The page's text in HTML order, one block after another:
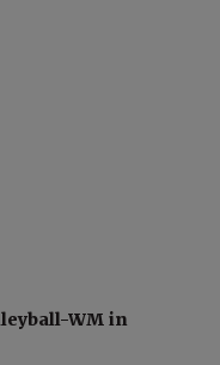
WM in